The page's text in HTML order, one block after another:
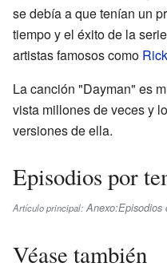
se debía a que tenían un
tiempo y el éxito de la
artistas famosos como
La canción "Dayman" es
vista millones de veces y
versiones de ella.
Episodios por
Artículo principal: Anexo:Episodios
Véase también